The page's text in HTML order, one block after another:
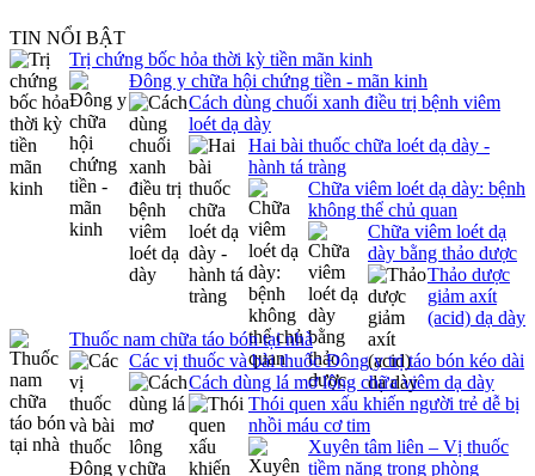
TIN NỔI BẬT
Trị chứng bốc hỏa thời kỳ tiền mãn kinh
Đông y chữa hội chứng tiền - mãn kinh
Cách dùng chuối xanh điều trị bệnh viêm
loét dạ dày
Hai bài thuốc chữa loét dạ dày -
hành tá tràng
Chữa viêm loét dạ dày: bệnh
không thể chủ quan
Chữa viêm loét dạ
dày bằng thảo dược
Thảo dược
giảm axít
(acid) dạ dày
Thuốc nam chữa táo bón tại nhà
Các vị thuốc và bài thuốc Đông y trị táo bón kéo dài
Cách dùng lá mơ lông chữa viêm dạ dày
Thói quen xấu khiến người trẻ dễ bị
nhồi máu cơ tim
Xuyên tâm liên – Vị thuốc
tiềm năng trong phòng